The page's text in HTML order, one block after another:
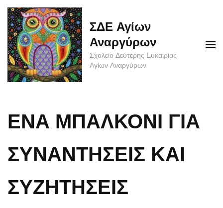
Skip
content
(Press
Enter)
ΣΔΕ Αγίων
Αναργύρων
Σχολείο Δεύτερης Ευκαιρίας
Αγίων Αναργύρων
ΕΝΑ ΜΠΑΛΚΟΝΙ ΓΙΑ
ΣΥΝΑΝΤΗΣΕΙΣ ΚΑΙ
ΣΥΖΗΤΗΣΕΙΣ